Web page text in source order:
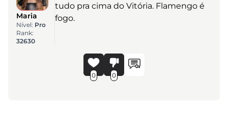
Maria
Nível: Pro
Rank:
32630
tudo pra cima do Vitória. Flamengo é
fogo.
0 0